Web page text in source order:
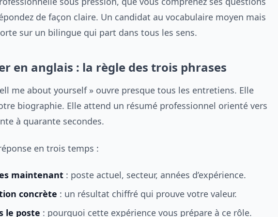
de façon claire. Un candidat au vocabulaire moyen mais
sur un bilingue qui part dans tous les sens.
en anglais : la règle des trois phrases
me about yourself » ouvre presque tous les entretiens. Elle
biographie. Elle attend un résumé professionnel orienté vers
à quarante secondes.
en trois temps :
maintenant : poste actuel, secteur, années d’expérience.
concrète : un résultat chiffré qui prouve votre valeur.
le poste : pourquoi cette expérience vous prépare à ce rôle.